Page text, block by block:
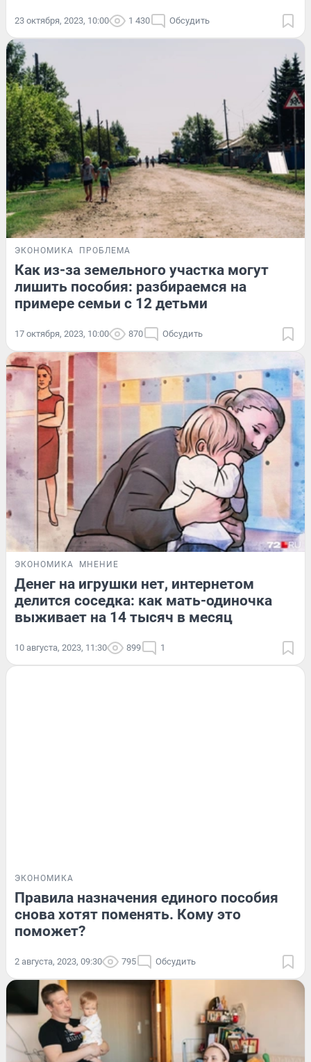
23 октября, 2023, 10:00 1 430 Обсудить
ЭКОНОМИКА ПРОБЛЕМА
Как из-за земельного участка могут
лишить пособия: разбираемся на
примере семьи с 12 детьми
17 октября, 2023, 10:00 870 Обсудить
ЭКОНОМИКА МНЕНИЕ
Денег на игрушки нет, интернетом
делится соседка: как мать-одиночка
выживает на 14 тысяч в месяц
10 августа, 2023, 11:30 899 1
ЭКОНОМИКА
Правила назначения единого пособия
снова хотят поменять. Кому это
поможет?
2 августа, 2023, 09:30 795 Обсудить